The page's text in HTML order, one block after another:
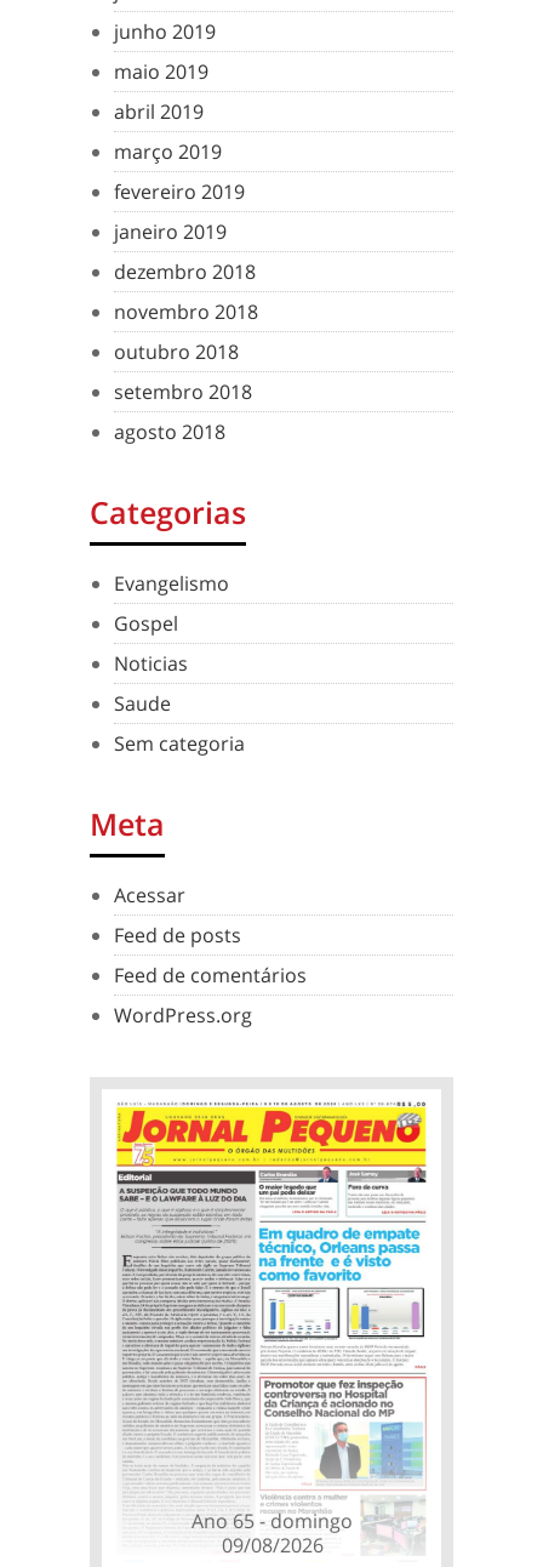
junho 2019
maio 2019
abril 2019
março 2019
fevereiro 2019
janeiro 2019
dezembro 2018
novembro 2018
outubro 2018
setembro 2018
agosto 2018
Categorias
Evangelismo
Gospel
Noticias
Saude
Sem categoria
Meta
Acessar
Feed de posts
Feed de comentários
WordPress.org
Ano 65 - domingo
09/08/2026